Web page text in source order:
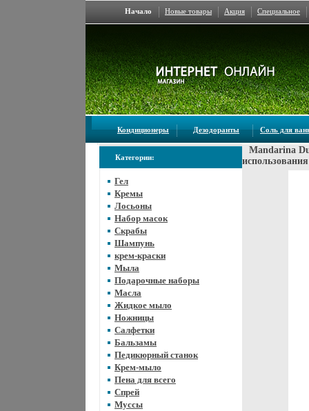
Начало Новые товары Акция Специальное
Кондиционеры Дезодоранты Соль для
Категории:
Гел
Кремы
Лосьоны
Набор масок
Скрабы
Шампунь
крем-краски
Мыла
Подарочные наборы
Масла
Жидкое мыло
Ножницы
Салфетки
Бальзамы
Педикюрный станок
Крем-мыло
Пена для всего
Спрей
Муссы
Mandarina